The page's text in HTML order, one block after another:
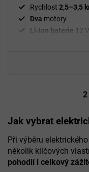
Rychlost 2,5–3,5
Dva motory
Li-Ion baterie 12
4–5
Hmotnost12,5 kg
2
Jak vybrat
Při výběru
několik klíčových
pohodlí i celkový